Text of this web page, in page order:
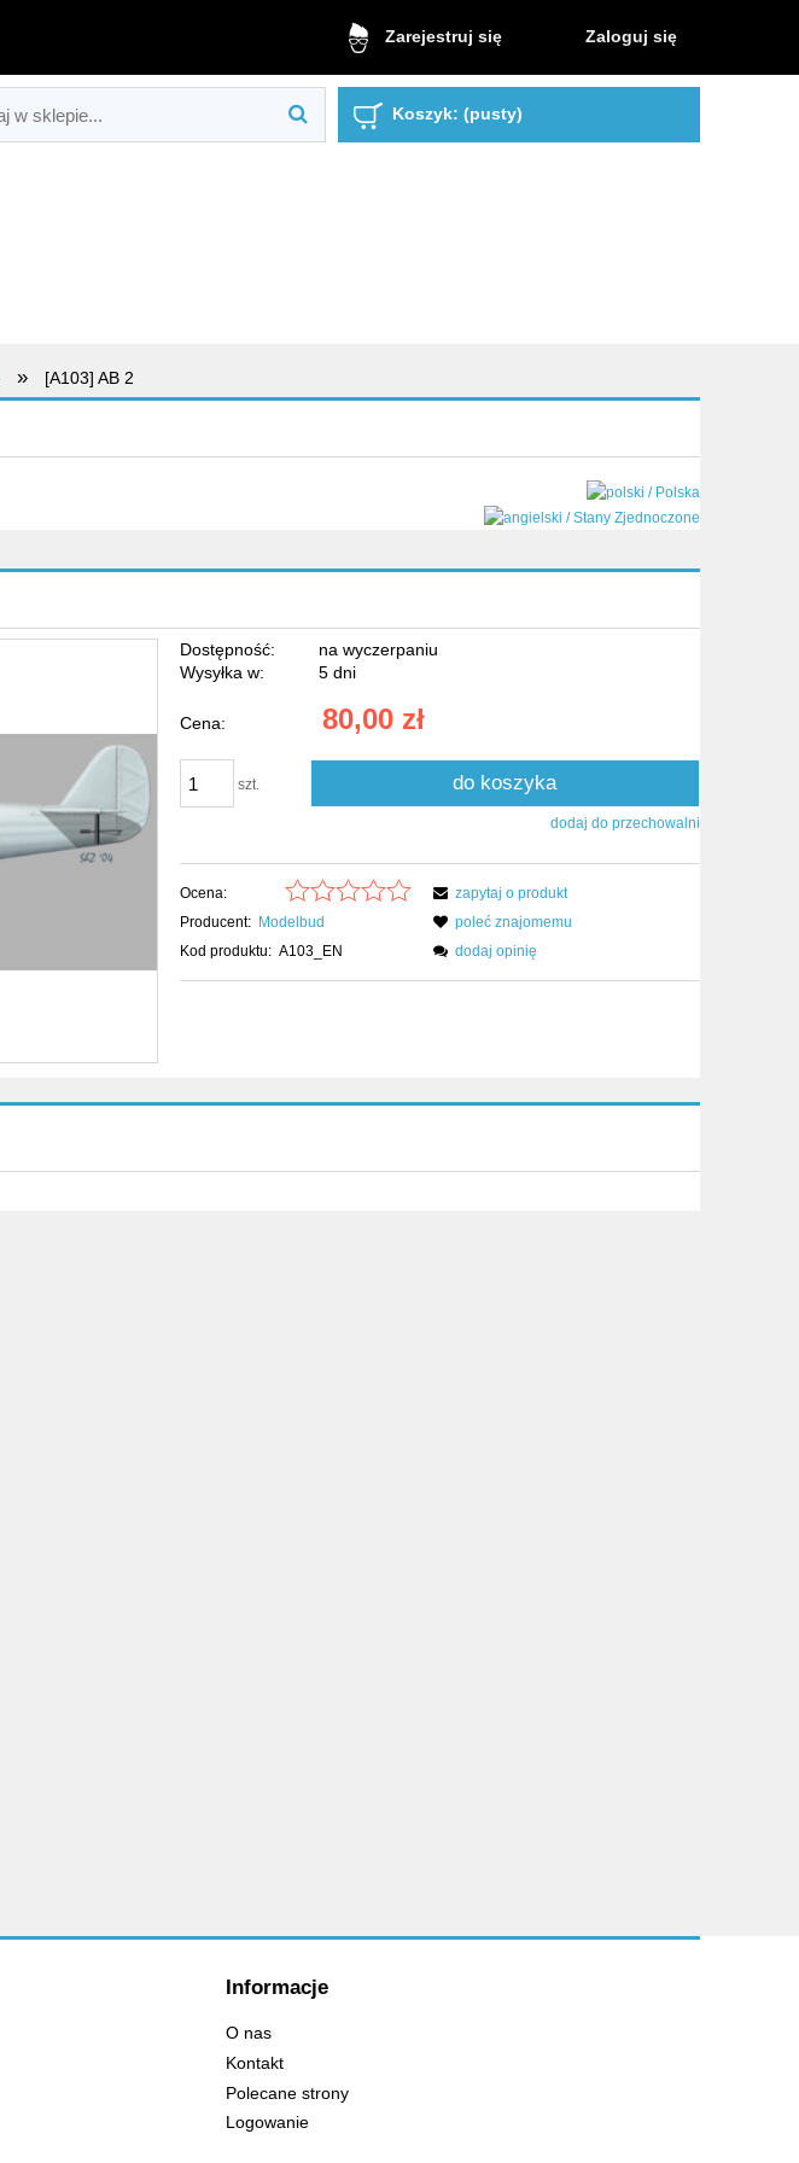
Zarejestruj się Zaloguj się
Koszyk: (pusty)
» [A103] AB 2
Dostępność:
na wyczerpaniu
Wysyłka w:
5 dni
Cena: 80,00 zł
szt. do koszyka
dodaj do przechowalni
Ocena:
Producent: Modelbud
Kod produktu: A103_EN
zapytaj o produkt
poleć znajomemu
dodaj opinię
Informacje
O nas
Kontakt
Polecane strony
Logowanie